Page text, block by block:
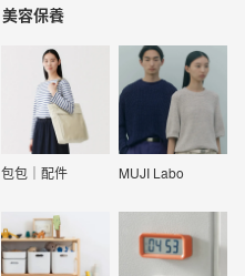
美容保養
包包｜配件 MUJI Labo